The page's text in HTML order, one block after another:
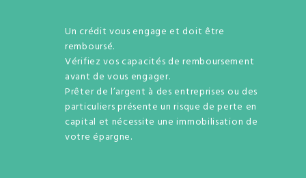
Un crédit vous engage et doit être
remboursé.
Vérifiez vos capacités de remboursement
avant de vous engager.
Prêter de l’argent à des entreprises ou des
particuliers présente un risque de perte en
capital et nécessite une immobilisation de
votre épargne.